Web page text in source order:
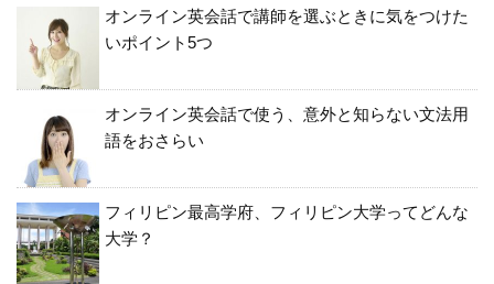
オンライン英会話で講師を選ぶときに気をつけた
いポイント5つ
オンライン英会話で使う、意外と知らない文法用
語をおさらい
フィリピン最高学府、フィリピン大学ってどんな
大学？